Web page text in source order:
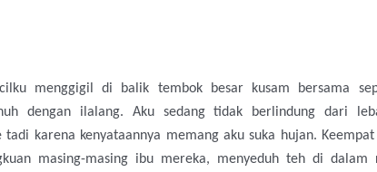
menggigil di balik tembok besar kusam bersama
dengan ilalang. Aku sedang tidak berlindung dari
tadi karena kenyataannya memang aku suka hujan.
masing-masing ibu mereka, menyeduh teh di dalam